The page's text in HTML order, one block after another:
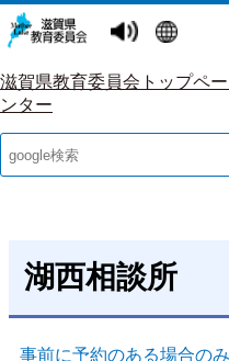
滋賀県教育委員会トップペ
ンター
湖西相談所
事前に予約のある場合の